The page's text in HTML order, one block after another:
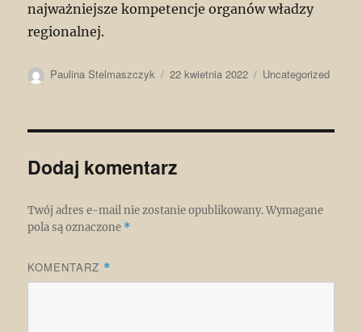
najważniejsze kompetencje organów władzy
regionalnej.
Autor
Paulina Stelmaszczyk
Data
22 kwietnia 2022 Kategorie
Uncategorized
Dodaj komentarz
Twój adres e-mail nie zostanie opublikowany. Wymagane
pola są oznaczone *
KOMENTARZ *